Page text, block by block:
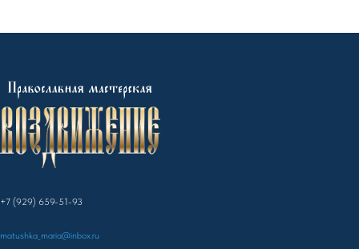
+7 (929) 659-51-93
matushka_maria@inbox.ru